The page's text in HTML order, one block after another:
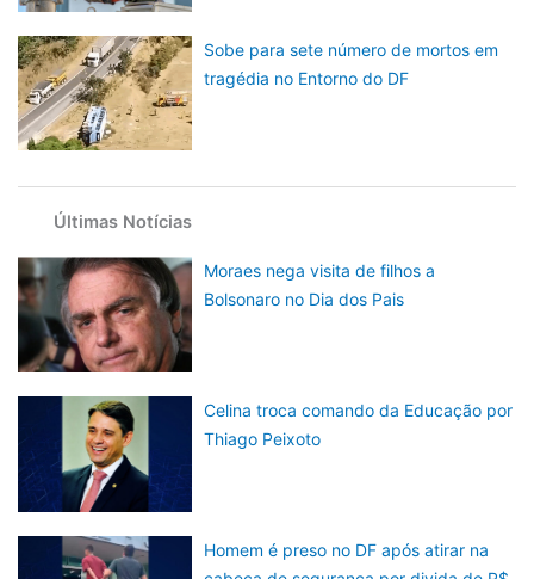
Sobe para sete número de mortos em
tragédia no Entorno do DF
Últimas Notícias
Moraes nega visita de filhos a
Bolsonaro no Dia dos Pais
Celina troca comando da Educação por
Thiago Peixoto
Homem é preso no DF após atirar na